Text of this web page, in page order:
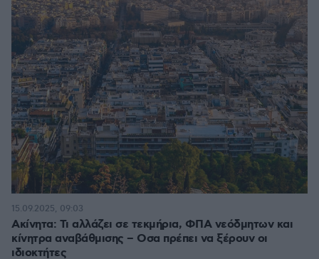
Ακίνητα: Τι αλλάζει σε τεκμήρια, ΦΠΑ νεόδμητων και
κίνητρα αναβάθμισης – Οσα πρέπει να ξέρουν οι
ιδιοκτήτες
15.09.2025, 09:03